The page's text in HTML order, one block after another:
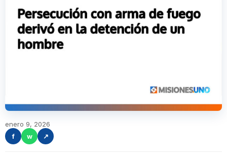
enero 9, 2026
f
w ↗